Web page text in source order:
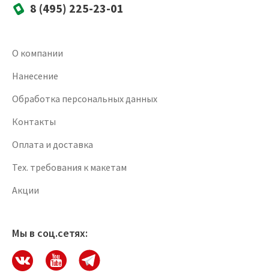
8 (495) 225-23-01
О компании
Нанесение
Обработка персональных данных
Контакты
Оплата и доставка
Тех. требования к макетам
Акции
Мы в соц.сетях: